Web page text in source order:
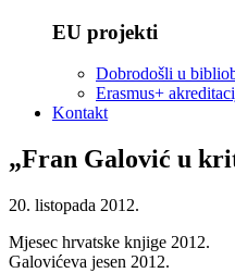
EU projekti
Dobrodošli u
Erasmus+
Kontakt
„Fran Galović u
20. listopada 2012.
Mjesec hrvatske knjige 2012.
Galovićeva jesen 2012.